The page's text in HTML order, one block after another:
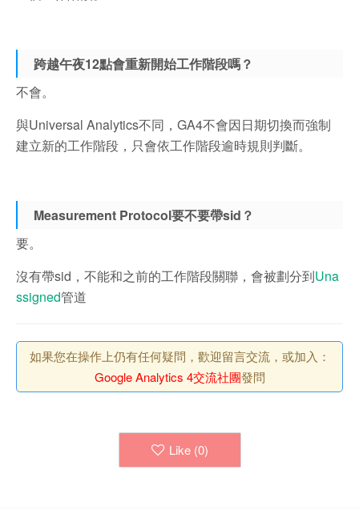
跨越午夜12點會重新開始工作階段嗎？
不會。
與Universal Analytics不同，GA4不會因日期切換而強制
建立新的工作階段，只會依工作階段逾時規則判斷。
Measurement Protocol要不要帶sid？
要。
沒有帶sid，不能和之前的工作階段關聯，會被劃分到Una
ssigned管道
如果您在操作上仍有任何疑問，歡迎留言交流，或加入：
Google Analytics 4交流社團發問
Like (0)